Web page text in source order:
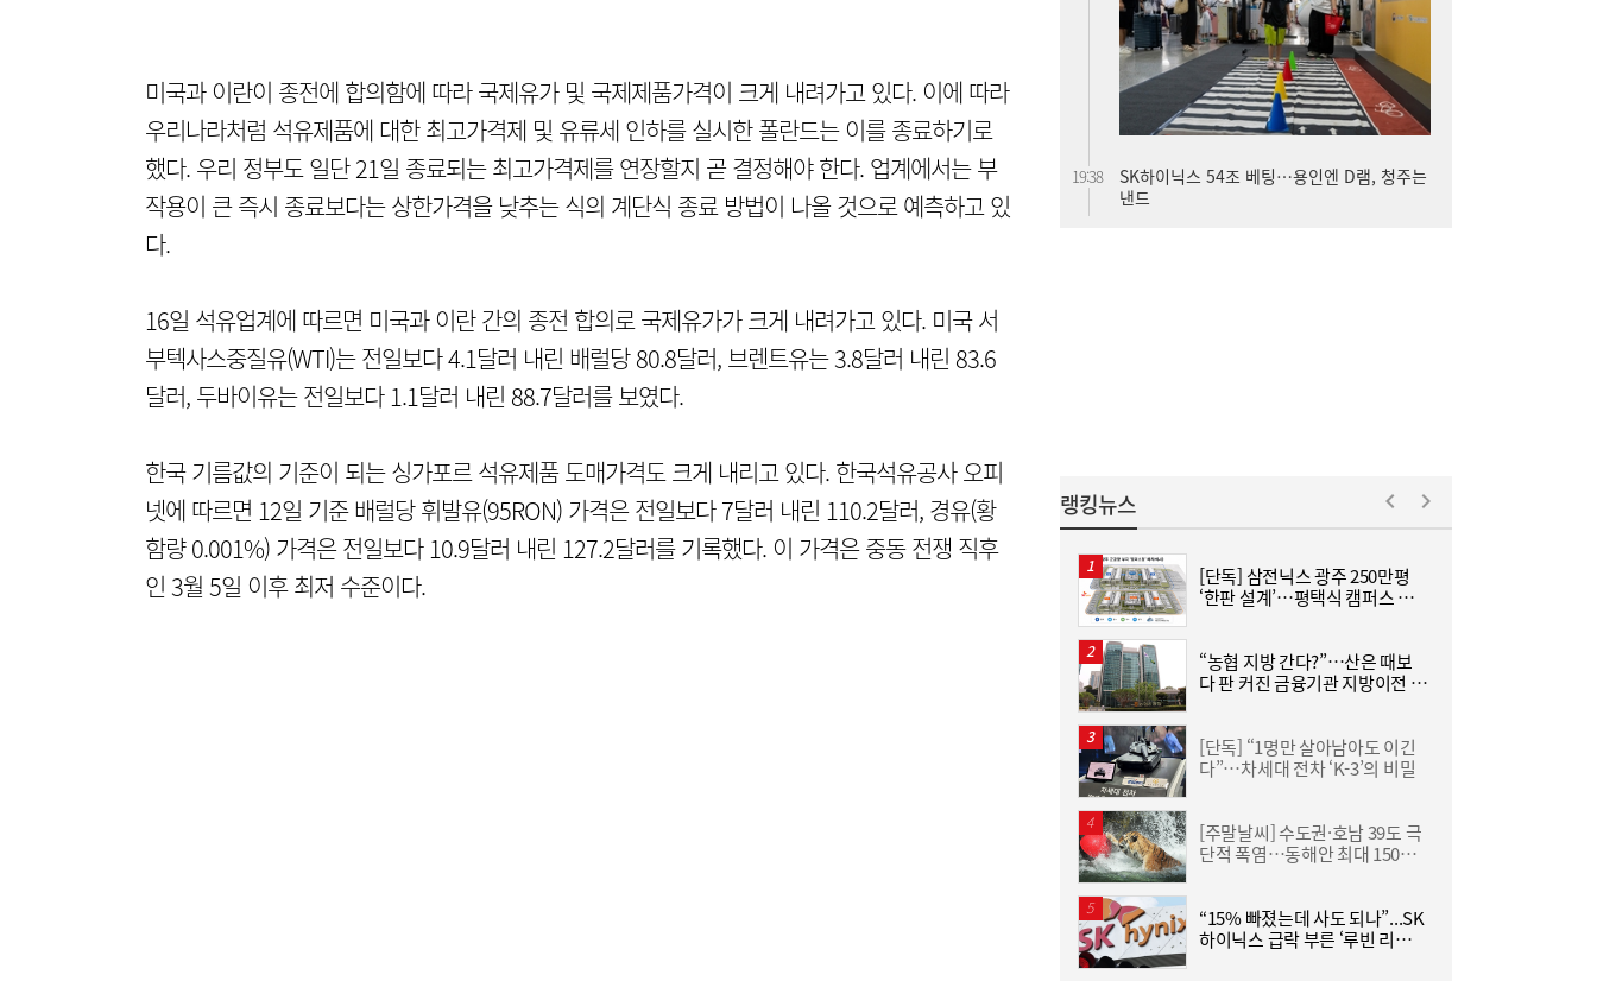
미국과 이란이 종전에 합의함에 따라 국제유가 및 국제제품가격이 크게 내려가고 있다. 이에 따라
우리나라처럼 석유제품에 대한 최고가격제 및 유류세 인하를 실시한 폴란드는 이를 종료하기로
했다. 우리 정부도 일단 21일 종료되는 최고가격제를 연장할지 곧 결정해야 한다. 업계에서는 부
작용이 큰 즉시 종료보다는 상한가격을 낮추는 식의 계단식 종료 방법이 나올 것으로 예측하고 있
다.
16일 석유업계에 따르면 미국과 이란 간의 종전 합의로 국제유가가 크게 내려가고 있다. 미국 서
부텍사스중질유(WTI)는 전일보다 4.1달러 내린 배럴당 80.8달러, 브렌트유는 3.8달러 내린 83.6
달러, 두바이유는 전일보다 1.1달러 내린 88.7달러를 보였다.
한국 기름값의 기준이 되는 싱가포르 석유제품 도매가격도 크게 내리고 있다. 한국석유공사 오피
넷에 따르면 12일 기준 배럴당 휘발유(95RON) 가격은 전일보다 7달러 내린 110.2달러, 경유(황
함량 0.001%) 가격은 전일보다 10.9달러 내린 127.2달러를 기록했다. 이 가격은 중동 전쟁 직후
인 3월 5일 이후 최저 수준이다.
SK하이닉스 54조 베팅…용인엔 D램, 청주는
낸드
19:32
사상 최대 실적 이어가는 SK하이닉스…분기
배당 375원
랭킹뉴스
[단독] 삼전닉스 광주 250만평
‘한판 설계’…평택식 캠퍼스 들
“농협 지방 간다?”…산은 때보
다 판 커진 금융기관 지방이전 논
[단독] “1명만 살아남아도 이긴
다”…차세대 전차 ‘K-3’의 비밀
[주말날씨] 수도권·호남 39도 극
단적 폭염…동해안 최대 150㎜
“15% 빠졌는데 사도 되나”...SK
하이닉스 급락 부른 ‘루빈 리스